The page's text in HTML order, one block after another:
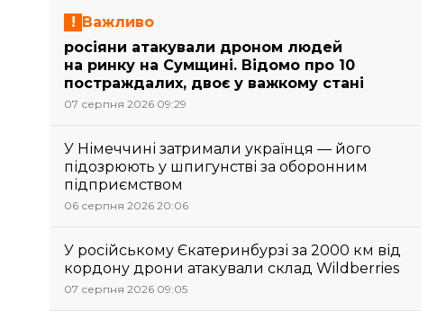
Важливо
росіяни атакували дроном людей
на ринку на Сумщині. Відомо про 10
постраждалих, двоє у важкому стані
07 серпня 2026 09:29
У Німеччині затримали українця — його
підозрюють у шпигунстві за оборонним
підприємством
06 серпня 2026 20:06
У російському Єкатеринбурзі за 2000 км від
кордону дрони атакували склад Wildberries
07 серпня 2026 09:05